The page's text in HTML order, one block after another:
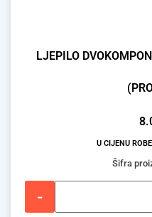
LJEPILO
U CIJENU
Šifra
-